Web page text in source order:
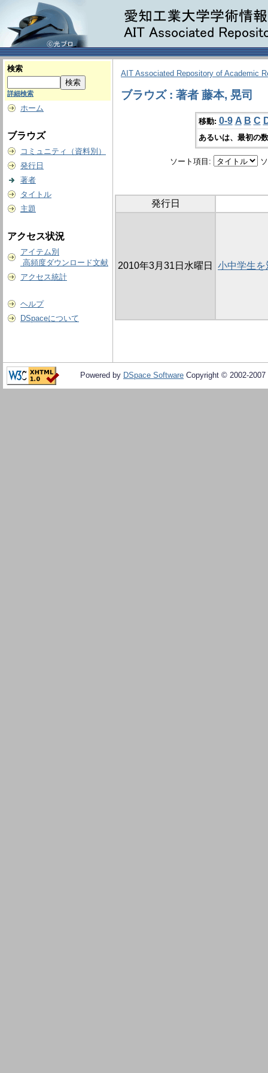
検索
詳細検索
ホーム
ブラウズ
コミュニティ（資料別）
発行日
著者
タイトル
主題
アクセス状況
アイテム別
高頻度ダウンロード文献
アクセス統計
ヘルプ
DSpaceについて
AIT Associated Repository of Academic
ブラウズ : 著者 藤本, 晃司
移動: 0-9 A B C
あるいは、最初の
ソート項目:
発行日
2010年3月31日水曜日 小中学生
Powered by DSpace Software Copyright © 2002-2007